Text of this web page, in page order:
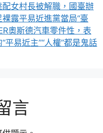
配女村長被解職，國臺辦
裸露平易近進黨當局“臺
奧斯德汽車零件性，表
平易近主”“人權”都是鬼話
言